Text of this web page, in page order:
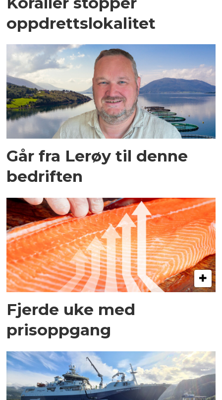
oppdrettslokalitet
Går fra Lerøy til denne
bedriften
Fjerde uke med
prisoppgang